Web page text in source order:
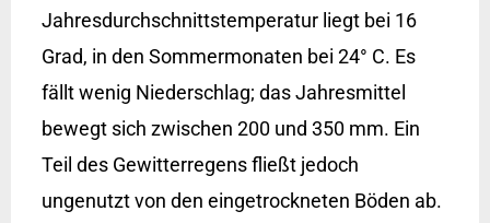
Jahresdurchschnittstemperatur liegt bei 16
Grad, in den Sommermonaten bei 24° C. Es
fällt wenig Niederschlag; das Jahresmittel
bewegt sich zwischen 200 und 350 mm. Ein
Teil des Gewitterregens fließt jedoch
ungenutzt von den eingetrockneten Böden ab.